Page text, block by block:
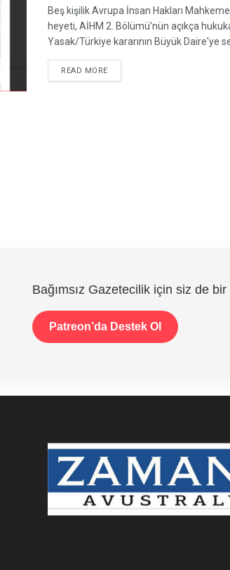
Beş kişilik Avrupa İnsan Hakları
heyeti, AİHM 2. Bölümü'nün açıkça
Yasak/Türkiye kararının Büyük Daire'ye
READ MOREDETAILS
Bağımsız Gazetecilik için siz de
Patreon’da Destek Ol